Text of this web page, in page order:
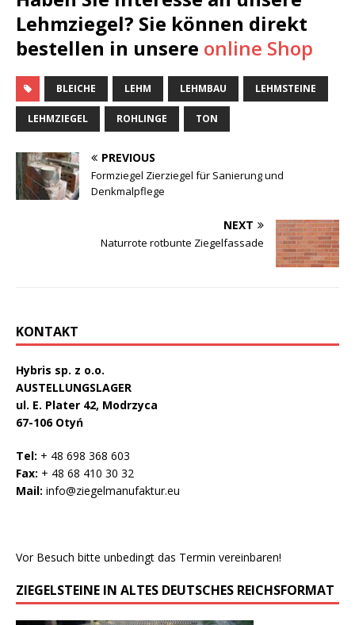
Lehmziegel? Sie können direkt
bestellen in unsere online Shop
BLEICHE LEHM LEHMBAU LEHMSTEINE
LEHMZIEGEL ROHLINGE TON
PREVIOUS
Formziegel Zierziegel für Sanierung und
Denkmalpflege
NEXT
Naturrote rotbunte Ziegelfassade
KONTAKT
Hybris sp. z o.o.
AUSTELLUNGSLAGER
ul. E. Plater 42, Modrzyca
67-106 Otyń
Tel: + 48 698 368 603
Fax: + 48 68 410 30 32
Mail: info@ziegelmanufaktur.eu
Vor Besuch bitte unbedingt das Termin vereinbaren!
ZIEGELSTEINE IN ALTES DEUTSCHES REICHSFORMAT